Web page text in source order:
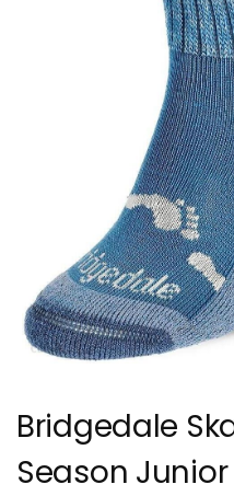
Bridgedale
Season